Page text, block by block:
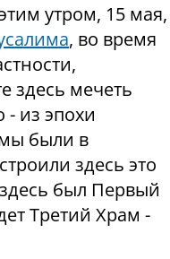
утром, 15 мая,
, во время
здесь мечеть
- из эпохи
были в
здесь это
был Первый
Третий Храм -